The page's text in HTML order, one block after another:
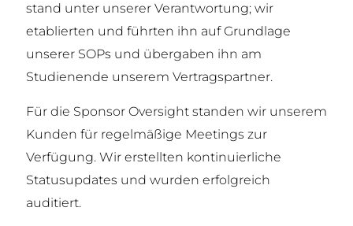
stand unter unserer Verantwortung; wir
etablierten und führten ihn auf Grundlage
unserer SOPs und übergaben ihn am
Studienende unserem Vertragspartner.
Für die Sponsor Oversight standen wir unserem
Kunden für regelmäßige Meetings zur
Verfügung. Wir erstellten kontinuierliche
Statusupdates und wurden erfolgreich
auditiert.